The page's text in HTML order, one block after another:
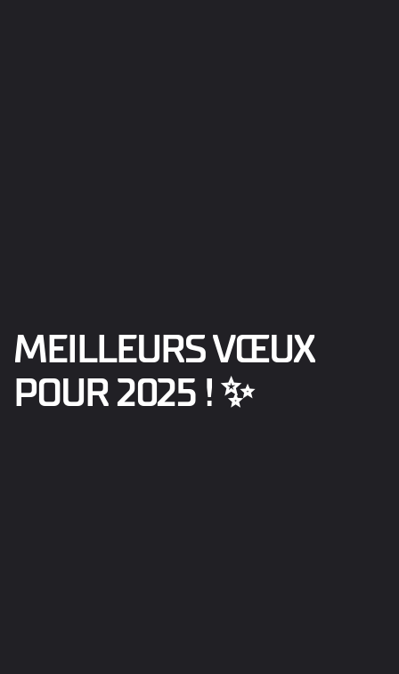
MEILLEURS VŒUX
POUR 2025 ! ✨